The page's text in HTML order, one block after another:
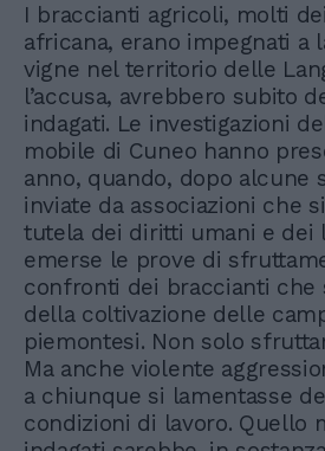
I braccianti agricoli, molti
africana, erano impegnati a
vigne nel territorio delle
l’accusa, avrebbero subito
indagati. Le investigazioni
mobile di Cuneo hanno
anno, quando, dopo alcune
inviate da associazioni che
tutela dei diritti umani e dei
emerse le prove di
confronti dei braccianti che
della coltivazione delle
piemontesi. Non solo
Ma anche violente
a chiunque si lamentasse
condizioni di lavoro. Quello